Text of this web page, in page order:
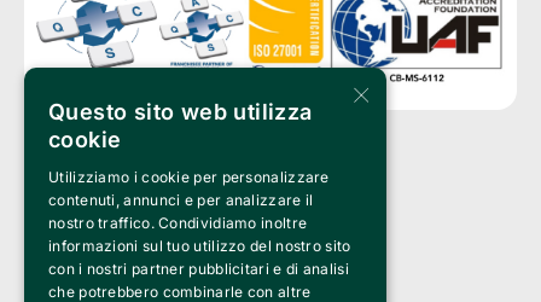
Clappit è un marchio di proprietà di:
Bemils Srl
a Socio Unico
Via Fosse Ardeatine, 4 -20092 Cinisello Balsamo (MI)
PI 05589050961
Iscr. C.C.I.A.A. Milano R.E.A. 1833471
© 2010-2025 Bemils Srl - Tutti i diritti riservati
×
Questo sito web utilizza
cookie
Utilizziamo i cookie per personalizzare
contenuti, annunci e per analizzare il
nostro traffico. Condividiamo inoltre
informazioni sul tuo utilizzo del nostro sito
con i nostri partner pubblicitari e di analisi
che potrebbero combinarle con altre